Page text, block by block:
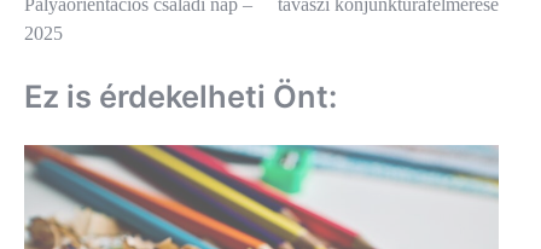
2025
Ez is érdekelheti Önt: